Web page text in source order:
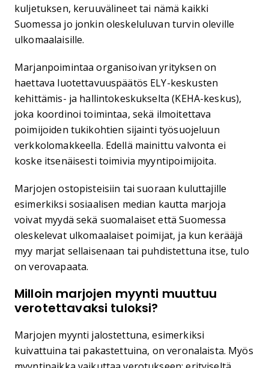
kuljetuksen, keruuvälineet tai nämä kaikki
Suomessa jo jonkin oleskeluluvan turvin oleville
ulkomaalaisille.
Marjanpoimintaa organisoivan yrityksen on
haettava luotettavuuspäätös ELY-keskusten
kehittämis- ja hallintokeskukselta (KEHA-keskus),
joka koordinoi toimintaa, sekä ilmoitettava
poimijoiden tukikohtien sijainti työsuojeluun
verkkolomakkeella. Edellä mainittu valvonta ei
koske itsenäisesti toimivia myyntipoimijoita.
Marjojen ostopisteisiin tai suoraan kuluttajille
esimerkiksi sosiaalisen median kautta marjoja
voivat myydä sekä suomalaiset että Suomessa
oleskelevat ulkomaalaiset poimijat, ja kun kerääjä
myy marjat sellaisenaan tai puhdistettuna itse, tulo
on verovapaata.
Milloin marjojen myynti muuttuu
verotettavaksi tuloksi?
Marjojen myynti jalostettuna, esimerkiksi
kuivattuina tai pakastettuina, on veronalaista. Myös